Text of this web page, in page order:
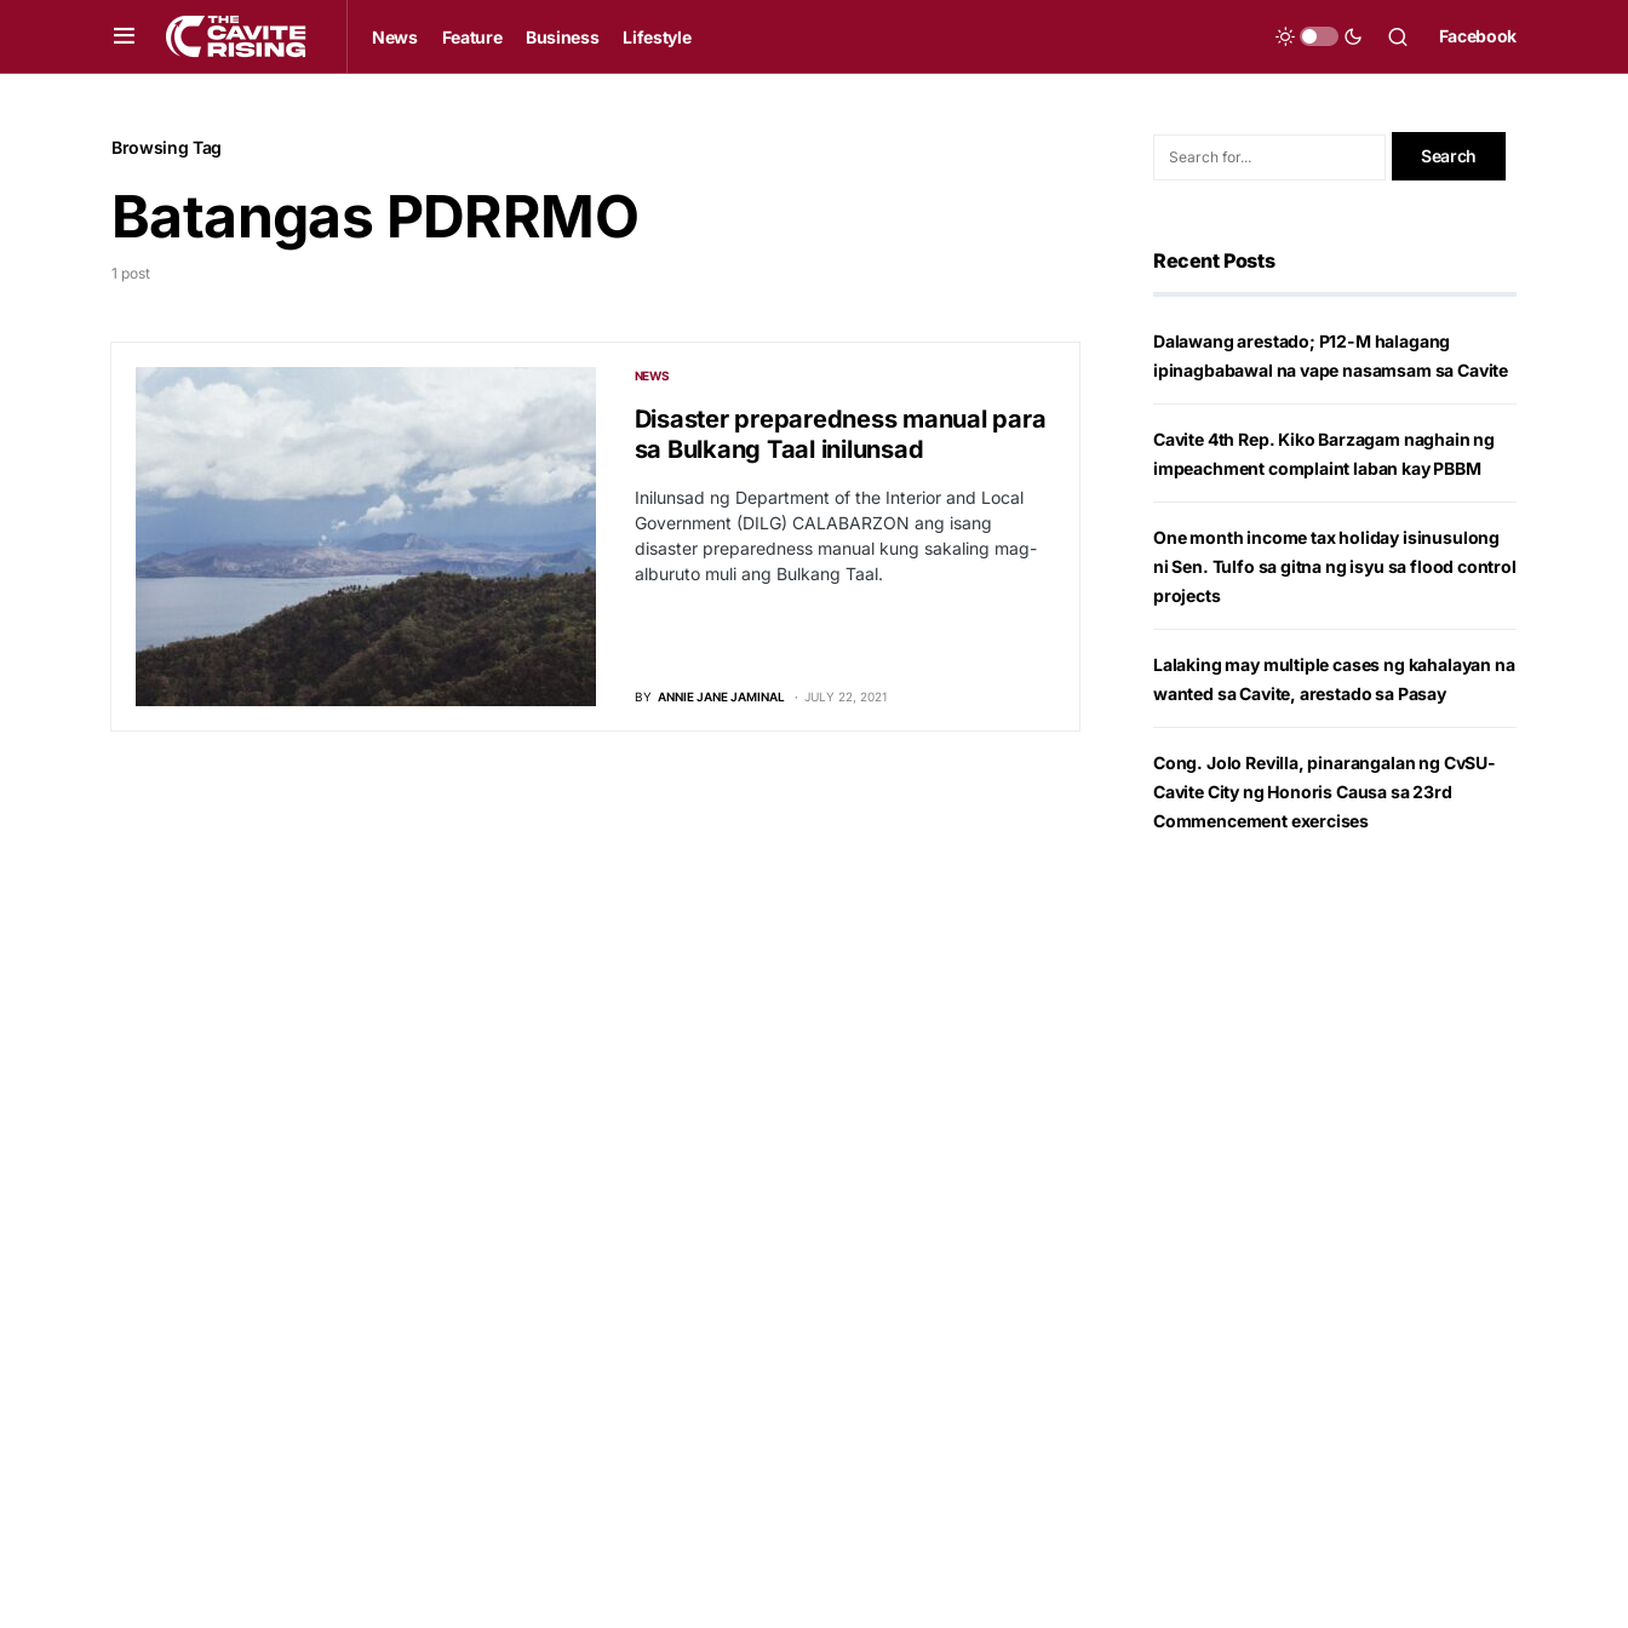
News Feature Business Lifestyle Facebook
Browsing Tag
Batangas PDRRMO
1 post
NEWS
Disaster preparedness manual para
sa Bulkang Taal inilunsad
Inilunsad ng Department of the Interior and Local
Government (DILG) CALABARZON ang isang
disaster preparedness manual kung sakaling mag-
alburuto muli ang Bulkang Taal.
BY ANNIE JANE JAMINAL JULY 22, 2021
Recent Posts
Dalawang arestado; P12-M halagang
ipinagbabawal na vape nasamsam sa Cavite
Cavite 4th Rep. Kiko Barzagam naghain ng
impeachment complaint laban kay PBBM
One month income tax holiday isinusulong
ni Sen. Tulfo sa gitna ng isyu sa flood control
projects
Lalaking may multiple cases ng kahalayan na
wanted sa Cavite, arestado sa Pasay
Cong. Jolo Revilla, pinarangalan ng CvSU-
Cavite City ng Honoris Causa sa 23rd
Commencement exercises